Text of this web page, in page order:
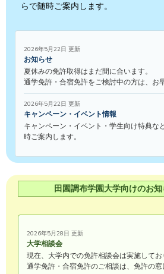
らで随時ご案内します。
2026年5月22日 更新
お知らせ
夏休みの免許取得はまだ間に合います。
通学免許・合宿免許をご検討中の方は、お
2026年5月22日 更新
キャンペーン・イベント情報
キャンペーン・イベント・学生向け特典な
時ご案内します。
田園調布学園大学向けのお
2026年5月28日 更新
大学相談会
現在、大学内での免許相談会は実施してお
通学免許・合宿免許のご相談は、免許の